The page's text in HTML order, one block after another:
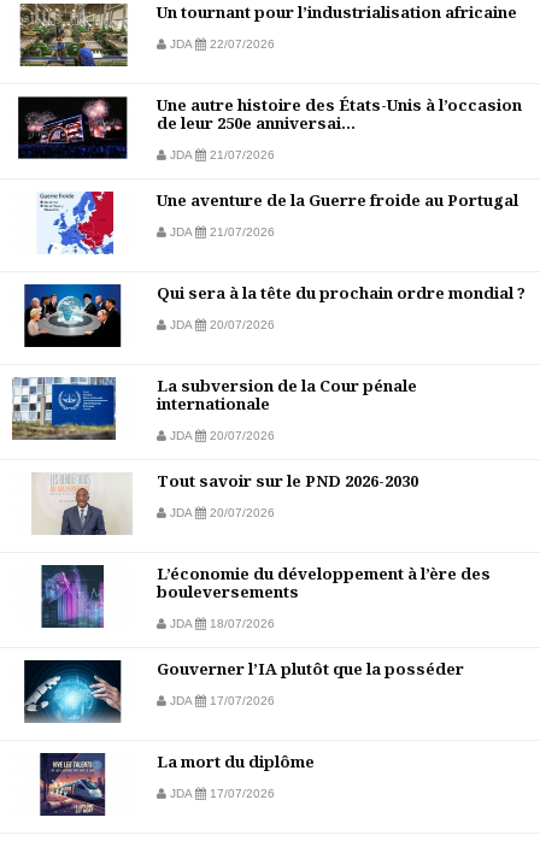
Un tournant pour l’industrialisation africaine
JDA 22/07/2026
Une autre histoire des États-Unis à l’occasion
de leur 250e anniversai...
JDA 21/07/2026
Une aventure de la Guerre froide au Portugal
JDA 21/07/2026
Qui sera à la tête du prochain ordre mondial ?
JDA 20/07/2026
La subversion de la Cour pénale
internationale
JDA 20/07/2026
Tout savoir sur le PND 2026-2030
JDA 20/07/2026
L’économie du développement à l’ère des
bouleversements
JDA 18/07/2026
Gouverner l’IA plutôt que la posséder
JDA 17/07/2026
La mort du diplôme
JDA 17/07/2026